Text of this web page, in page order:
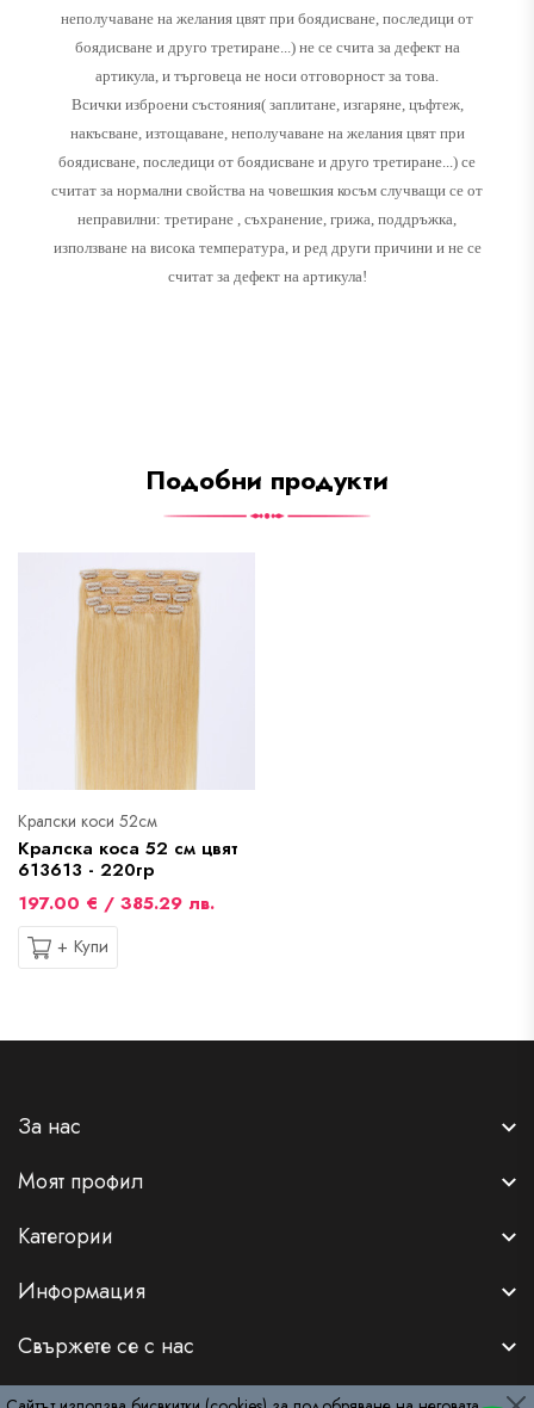
неполучаване на желания цвят при боядисване, последици от
боядисване и друго третиране...) не се счита за дефект на
артикула, и търговеца не носи отговорност за това.
Всички изброени състояния( заплитане, изгаряне, цъфтеж,
накъсване, изтощаване, неполучаване на желания цвят при
боядисване, последици от боядисване и друго третиране...) се
считат за нормални свойства на човешкия косъм случващи се от
неправилни: третиране , съхранение, грижа, поддръжка,
използване на висока температура, и ред други причини и не се
считат за дефект на артикула!
Подобни продукти
Кралски коси 52см
Кралска коса 52 см цвят
613613 - 220гр
197.00 € / 385.29 лв.
+ Купи
За нас
Моят профил
Категории
Информация
Свържете се с нас